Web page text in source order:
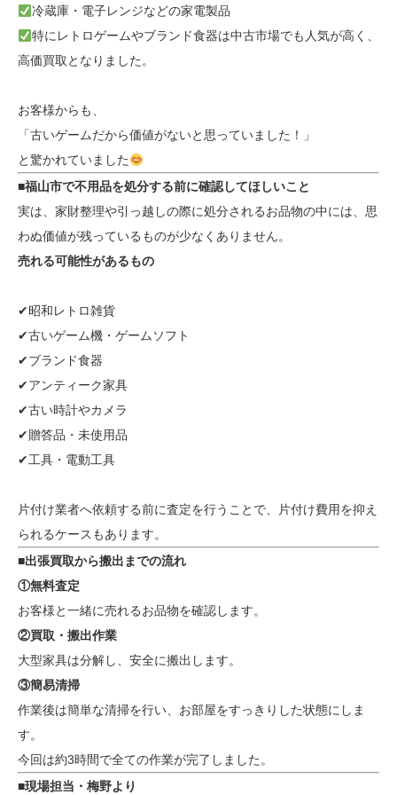
冷蔵庫・電子レンジなどの家電製品
特にレトロゲームやブランド食器は中古市場でも人気が高く、
高価買取となりました。
お客様からも、
「古いゲームだから価値がないと思っていました！」
と驚かれていました
■福山市で不用品を処分する前に確認してほしいこと
実は、家財整理や引っ越しの際に処分されるお品物の中には、思
わぬ価値が残っているものが少なくありません。
売れる可能性があるもの
✔昭和レトロ雑貨
✔古いゲーム機・ゲームソフト
✔ブランド食器
✔アンティーク家具
✔古い時計やカメラ
✔贈答品・未使用品
✔工具・電動工具
片付け業者へ依頼する前に査定を行うことで、片付け費用を抑え
られるケースもあります。
■出張買取から搬出までの流れ
①無料査定
お客様と一緒に売れるお品物を確認します。
②買取・搬出作業
大型家具は分解し、安全に搬出します。
③簡易清掃
作業後は簡単な清掃を行い、お部屋をすっきりした状態にしま
す。
今回は約3時間で全ての作業が完了しました。
■現場担当・梅野より